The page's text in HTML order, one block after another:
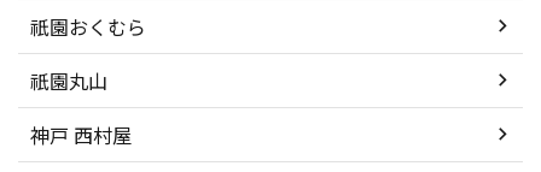
祇園おくむら
祇園丸山
神戸 西村屋